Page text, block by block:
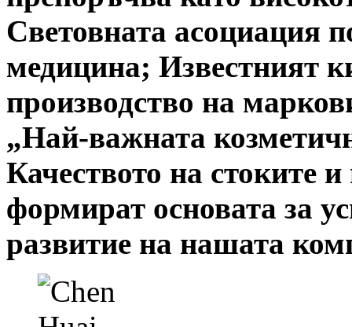
Световната асоциация
медицина; Известният
производство на
„Най-важната
Качеството на стоките
формират основата за
развитие на нашата